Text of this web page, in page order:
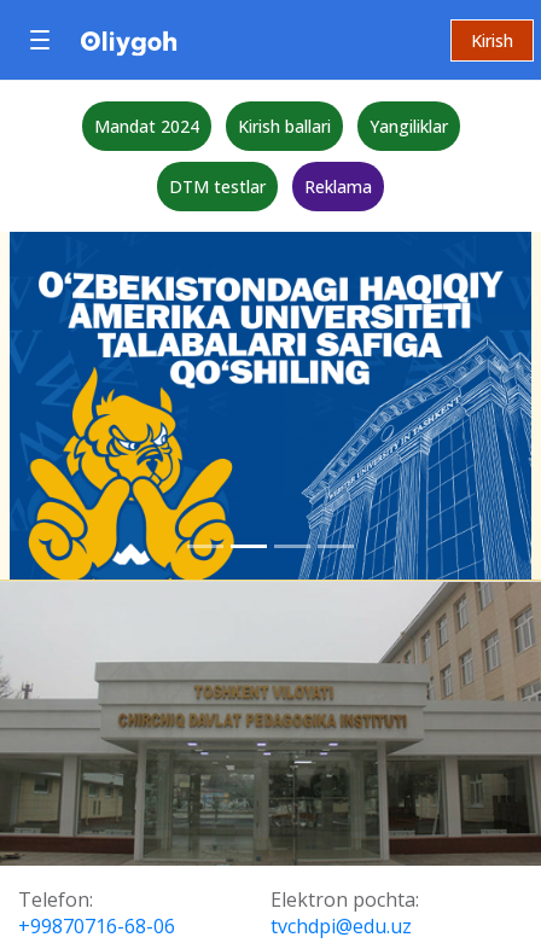
Kirish
Mandat 2024 Kirish ballari Yangiliklar
DTM testlar Reklama
Telefon:
+99870716-68-06
Elektron pochta:
tvchdpi@edu.uz